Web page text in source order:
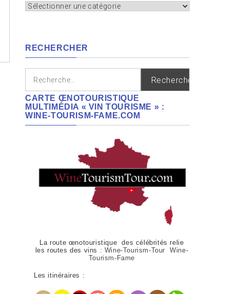
Appellation,
RECHERCHER
CARTE ŒNOTOURISTIQUE
MULTIMÉDIA « VIN TOURISME » :
WINE-TOURISM-FAME.COM
La route œnotouristique des célébrités relie
les routes des vins : Wine-Tourism-Tour Wine-
Tourism-Fame
Les itinéraires :